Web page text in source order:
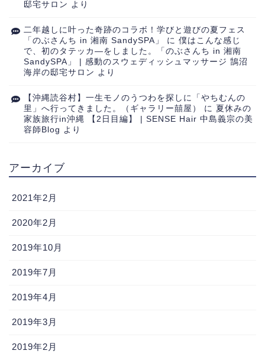
邸宅サロン より
二年越しに叶った奇跡のコラボ！学びと遊びの夏フェス
「のぶさんち in 湘南 SandySPA」
に 僕はこんな感じ
で、初のタテッカ―をしました。「のぶさんち in 湘南
SandySPA」 | 感動のスウェディッシュマッサージ 鵠沼
海岸の邸宅サロン より
【沖縄読谷村】一生モノのうつわを探しに「やちむんの
里」へ行ってきました。（ギャラリー囍屋）
に 夏休みの
家族旅行in沖縄 【2日目編】 | SENSE Hair 中島義宗の美
容師Blog より
アーカイブ
2021年2月
2020年2月
2019年10月
2019年7月
2019年4月
2019年3月
2019年2月